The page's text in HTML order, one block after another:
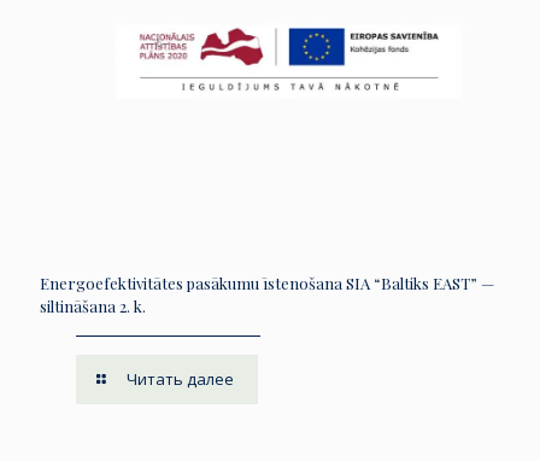
Energoefektivitātes pasākumu īstenošana SIA “Baltiks EAST” —
siltināšana 2. k.
Читать далее